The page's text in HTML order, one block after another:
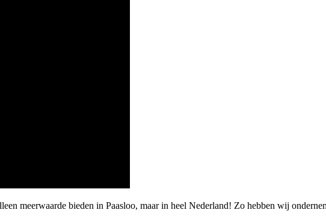
meerwaarde bieden in Paasloo, maar in heel Nederland! Zo hebben wij